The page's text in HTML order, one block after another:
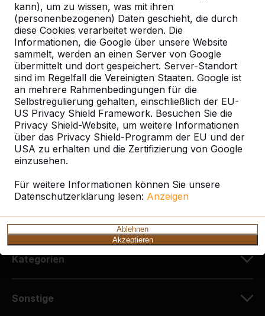
kann), um zu wissen, was mit ihren
(personenbezogenen) Daten geschieht, die durch
diese Cookies verarbeitet werden. Die
Informationen, die Google über unsere Website
sammelt, werden an einen Server von Google
übermittelt und dort gespeichert. Server-Standort
sind im Regelfall die Vereinigten Staaten. Google ist
an mehrere Rahmenbedingungen für die
Selbstregulierung gehalten, einschließlich der EU-
US Privacy Shield Framework. Besuchen Sie die
Privacy Shield-Website, um weitere Informationen
über das Privacy Shield-Programm der EU und der
USA zu erhalten und die Zertifizierung von Google
einzusehen.
Für weitere Informationen können Sie unsere
Datenschutzerklärung lesen: Anzeigen
Ablehnen
Akzeptieren
Kontakt
HeBlad Deutschland
Diekerstraße 97
42781 Haan
Deutschland
+49 212 934 77 25
info@HeBlad.de
Kundenservice
Kategorien
Sonstige